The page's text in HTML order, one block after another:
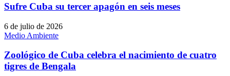
Sufre Cuba su tercer apagón en seis meses
6 de julio de 2026
Medio Ambiente
Zoológico de Cuba celebra el nacimiento de cuatro
tigres de Bengala